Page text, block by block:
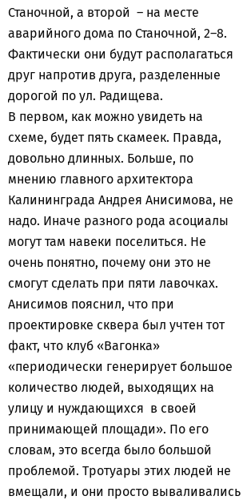
Станочной, а второй – на месте
аварийного дома по Станочной, 2–8.
Фактически они будут располагаться
друг напротив друга, разделенные
дорогой по ул. Радищева.
В первом, как можно увидеть на
схеме, будет пять скамеек. Правда,
довольно длинных. Больше, по
мнению главного архитектора
Калининграда Андрея Анисимова, не
надо. Иначе разного рода асоциалы
могут там навеки поселиться. Не
очень понятно, почему они это не
смогут сделать при пяти лавочках.
Анисимов пояснил, что при
проектировке сквера был учтен тот
факт, что клуб «Вагонка»
«периодически генерирует большое
количество людей, выходящих на
улицу и нуждающихся в своей
принимающей площади». По его
словам, это всегда было большой
проблемой. Тротуары этих людей не
вмещали, и они просто вываливались